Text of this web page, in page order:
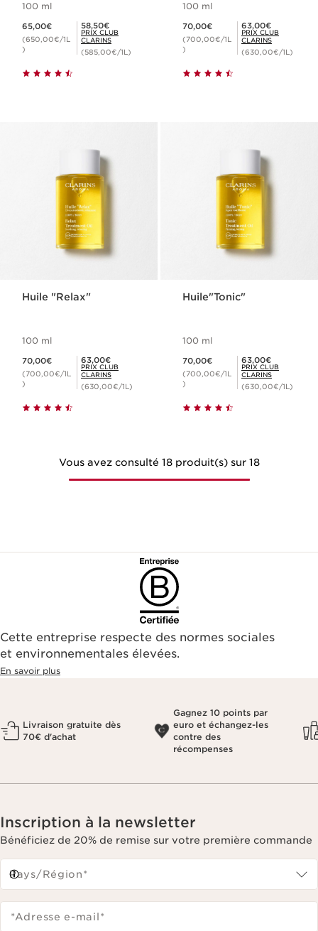
100 ml
65,00€
(650,00€/1L
)
Prix Club Clarins 58,50€
58,50€
PRIX CLUB
CLARINS
(585,00€/1L)
100 ml
70,00€
(700,00€/1L
)
Prix Club Clarins 63,00€
63,00€
PRIX CLUB
CLARINS
(630,00€/1L)
Huile "Relax"
100 ml
70,00€
(700,00€/1L
)
Prix Club Clarins 63,00€
63,00€
PRIX CLUB
CLARINS
(630,00€/1L)
Huile"Tonic"
100 ml
70,00€
(700,00€/1L
)
Prix Club Clarins 63,00€
63,00€
PRIX CLUB
CLARINS
(630,00€/1L)
Vous avez consulté 18 produit(s) sur 18
Cette entreprise respecte des normes sociales
et environnementales élevées.
En savoir plus
Livraison gratuite dès
70€ d'achat
Gagnez 10 points par
euro et échangez-les
contre des
récompenses
Inscription à la newsletter
Bénéficiez de 20% de remise sur votre première commande
Pays/Région*
*Adresse e-mail*